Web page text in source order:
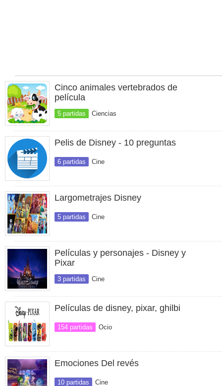
Cinco animales vertebrados de
película
5 partidas Ciencias
Pelis de Disney - 10 preguntas
6 partidas Cine
Largometrajes Disney
5 partidas Cine
Películas y personajes - Disney y
Pixar
3 partidas Cine
Películas de disney, pixar, ghilbi
154 partidas Ocio
Emociones Del revés
10 partidas Cine